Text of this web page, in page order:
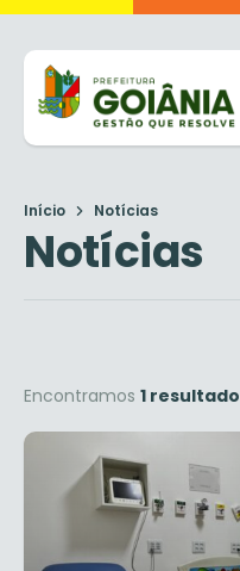
Início Notícias
Notícias
Encontramos 1 resultado